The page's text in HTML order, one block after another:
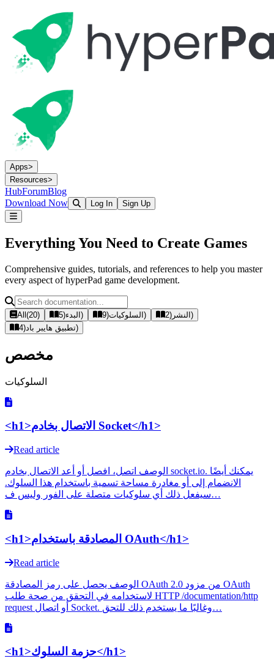
Apps>
Resources>
HubForumBlog
Download Now
Log In Sign Up
Everything You Need to Create Games
Comprehensive guides, tutorials, and references to help you master
every aspect of hyperPad game development.
All (20) البدء(
5 ) السلوكيات(
9 ) النشر(
2
)
تطبيق هايبر باد(
4 )
مخصص
السلوكيات
<h1>الاتصال بخادم Socket</h1>
Read article
الوصف اتصل، افصل أو أعد الاتصال بخادم socket.io. يمكنك أيضًا
الانضمام إلى أو مغادرة مساحة تسمية باستخدام هذا السلوك.
سيفعل ذلك أي سلوكيات متصلة على الفور وليس ف…
<h1>المصادقة باستخدام OAuth</h1>
Read article
الوصف يحصل على رمز المصادقة OAuth 2.0 من مزود OAuth
لاستخدامه في التحقق من صحة طلب HTTP /documentation/http
request أو اتصال Socket. وغالبًا ما يستخدم ذلك للتحق…
<h1>حزمة السلوك</h1>